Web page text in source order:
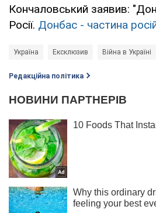
Кончаловський заявив:
Росії. Донбас - частина
Україна Ексклюзив Війна в Україні
Редакційна політика